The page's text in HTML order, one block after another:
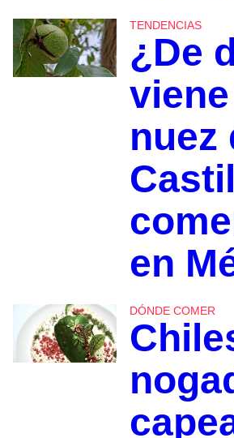
TENDENCIAS
¿De
nuez
en
DÓNDE COMER